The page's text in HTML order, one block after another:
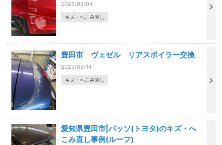
2026/08/04
キズ・へこみ直し
豊田市 ヴェゼル リアスポイラー交換
2023/05/14
キズ・へこみ直し
愛知県豊田市|パッソ(トヨタ)のキズ・へ
こみ直し事例(ルーフ)